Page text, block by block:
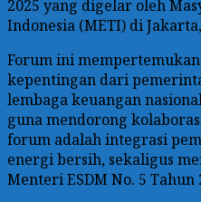
2025 yang digelar oleh
Indonesia (METI) di
Forum ini
kepentingan dari
lembaga keuangan
guna mendorong
forum adalah integrasi
energi bersih, sekaligus
Menteri ESDM No. 5 Tahun